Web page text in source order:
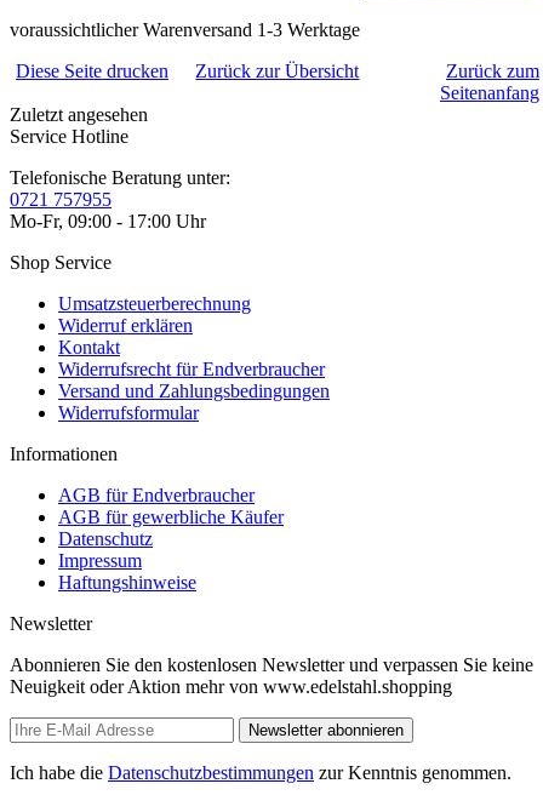
voraussichtlicher Warenversand 1-3 Werktage
Diese Seite drucken
Zurück zur Übersicht
Zurück zum
Seitenanfang
Zuletzt angesehen
Service Hotline
Telefonische Beratung unter:
0721 757955
Mo-Fr, 09:00 - 17:00 Uhr
Shop Service
Umsatzsteuerberechnung
Widerruf erklären
Kontakt
Widerrufsrecht für Endverbraucher
Versand und Zahlungsbedingungen
Widerrufsformular
Informationen
AGB für Endverbraucher
AGB für gewerbliche Käufer
Datenschutz
Impressum
Haftungshinweise
Newsletter
Abonnieren Sie den kostenlosen Newsletter und verpassen Sie keine
Neuigkeit oder Aktion mehr von www.edelstahl.shopping
Newsletter abonnieren
Ich habe die Datenschutzbestimmungen zur Kenntnis genommen.